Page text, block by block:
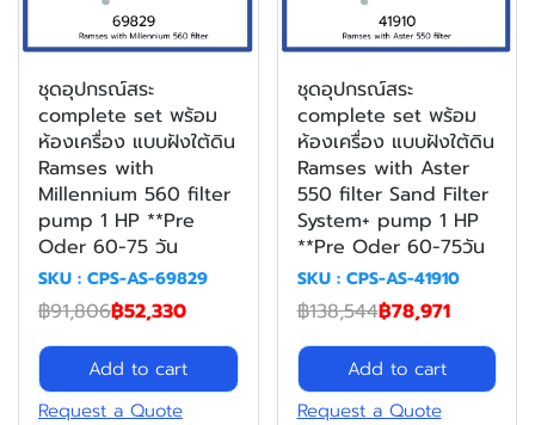
ชุดอุปกรณ์สระ
complete set พร้อม
ห้องเครื่อง แบบฝังใต้ดิน
Ramses with
Millennium 560 filter
pump 1 HP **Pre
Oder 60-75 วัน
SKU : CPS-AS-69829
฿91,806฿52,330
Add to cart
Request a Quote
ชุดอุปกรณ์สระ
complete set พร้อม
ห้องเครื่อง แบบฝังใต้ดิน
Ramses with Aster
550 filter Sand Filter
System+ pump 1 HP
**Pre Oder 60-75วัน
SKU : CPS-AS-41910
฿138,544฿78,971
Add to cart
Request a Quote